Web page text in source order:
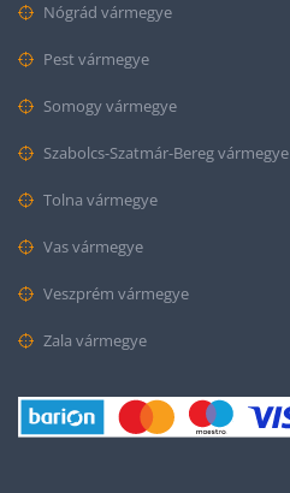
Nógrád vármegye
Pest vármegye
Somogy vármegye
Szabolcs-Szatmár-Bereg vármegye
Tolna vármegye
Vas vármegye
Veszprém vármegye
Zala vármegye